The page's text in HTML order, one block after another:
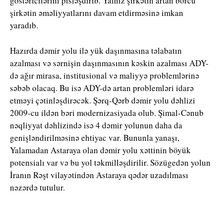
şirkətin əməliyyatlarını davam etdirməsinə imkan
yaradıb.
Hazırda dəmir yolu ilə yük daşınmasına təlabatın
azalması və sərnişin daşınmasının kəskin azalması ADY-
də ağır mirasa, institusional və maliyyə problemlərinə
səbəb olacaq. Bu isə ADY-də artan problemləri idarə
etməyi çətinləşdirəcək. Şərq-Qərb dəmir yolu dəhlizi
2009-cu ildən bəri modernizasiyada olub. Şimal-Cənub
nəqliyyat dəhlizində isə 4 dəmir yolunun daha da
genişləndirilməsinə ehtiyac var. Bununla yanaşı,
Yalamadan Astaraya olan dəmir yolu xəttinin böyük
potensialı var və bu yol təkmilləşdirilir. Sözügedən yolun
İranın Rəşt vilayətindən Astaraya qədər uzadılması
nəzərdə tutulur.